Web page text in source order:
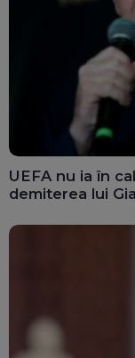
UEFA nu ia în
demiterea lui